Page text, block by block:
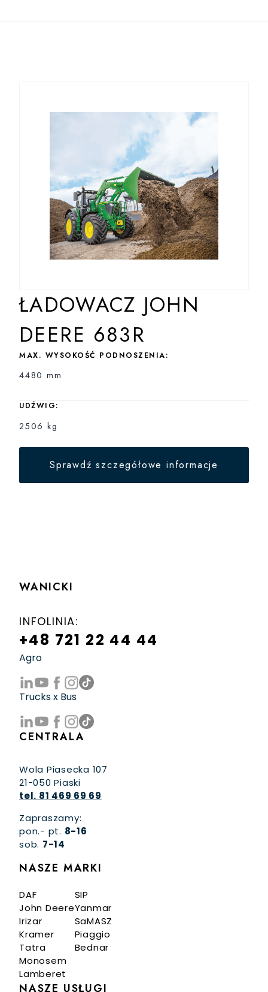
ŁADOWACZ JOHN
DEERE 683R
MAX. WYSOKOŚĆ PODNOSZENIA:
4480 mm
UDŹWIG:
2506 kg
Sprawdź szczegółowe informacje
WANICKI
INFOLINIA:
+48 721 22 44 44
Agro
Trucks x Bus
CENTRALA
Wola Piasecka 107
21-050 Piaski
tel. 81 469 69 69
Zapraszamy:
pon.- pt. 8-16
sob. 7-14
NASZE MARKI
DAF
John Deere
Irizar
Kramer
Tatra
Monosem
Lamberet
SIP
Yanmar
SaMASZ
Piaggio
Bednar
NASZE USŁUGI